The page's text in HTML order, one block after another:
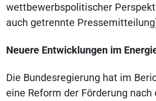
wettbewerbspolitischer
auch getrennte
Neuere Entwicklungen im
Die Bundesregierung hat im
eine Reform der Förderung nach